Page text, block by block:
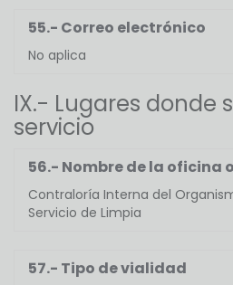
55.- Correo electrónico
No aplica
IX.- Lugares donde
servicio
56.- Nombre de la oficina
Contraloría Interna del
Servicio de Limpia
57.- Tipo de vialidad